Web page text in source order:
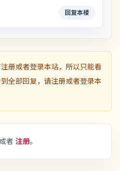
回复本楼
册或者登录本站，所以只能看
全部回复，请注册或者登录本
或者 注册。